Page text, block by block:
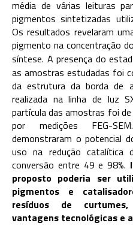
média de várias leituras
pigmentos sintetizadas
Os resultados revelaram
pigmento na concentração
síntese. A presença do
as amostras estudadas foi
da estrutura da borda de
realizada na linha de luz
partícula das amostras foi
por medições FEG-
demonstraram o potencial
uso na redução catalítica
conversão entre 49 e 98%.
proposto poderia ser
pigmentos e
resíduos de
vantagens tecnológicas e